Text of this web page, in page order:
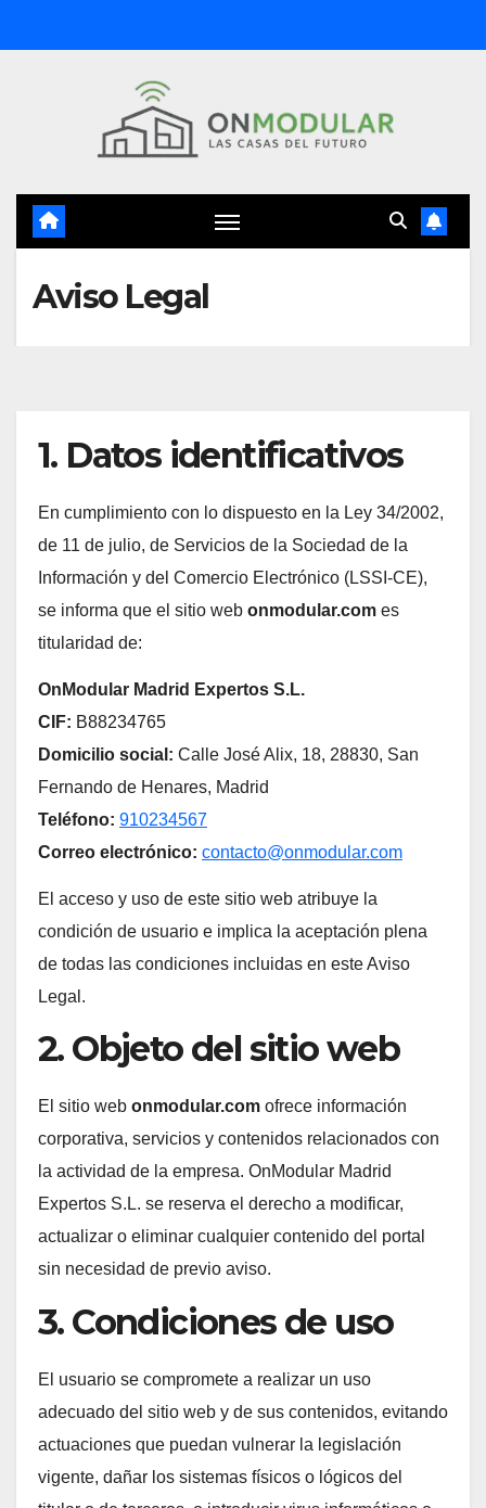
al
Aviso Legal
1. Datos identificativos
En cumplimiento con lo dispuesto en la Ley 34/2002,
de 11 de julio, de Servicios de la Sociedad de la
Información y del Comercio Electrónico (LSSI-CE),
se informa que el sitio web onmodular.com es
titularidad de:
OnModular Madrid Expertos S.L.
CIF: B88234765
Domicilio social: Calle José Alix, 18, 28830, San
Fernando de Henares, Madrid
Teléfono: 910234567
Correo electrónico: contacto@onmodular.com
El acceso y uso de este sitio web atribuye la
condición de usuario e implica la aceptación plena
de todas las condiciones incluidas en este Aviso
Legal.
2. Objeto del sitio web
El sitio web onmodular.com ofrece información
corporativa, servicios y contenidos relacionados con
la actividad de la empresa. OnModular Madrid
Expertos S.L. se reserva el derecho a modificar,
actualizar o eliminar cualquier contenido del portal
sin necesidad de previo aviso.
3. Condiciones de uso
El usuario se compromete a realizar un uso
adecuado del sitio web y de sus contenidos, evitando
actuaciones que puedan vulnerar la legislación
vigente, dañar los sistemas físicos o lógicos del